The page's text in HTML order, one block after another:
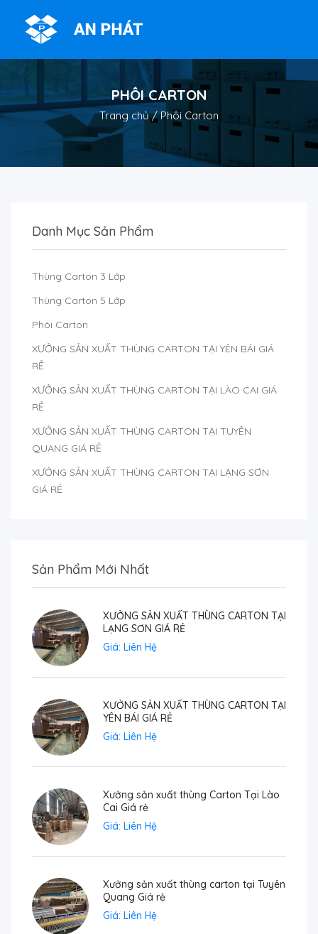
PHÔI CARTON
Trang chủ/ Phôi Carton
Danh Mục Sản Phẩm
Thùng Carton 3 Lớp
Thùng Carton 5 Lớp
Phôi Carton
XƯỞNG SẢN XUẤT THÙNG CARTON TẠI YÊN BÁI GIÁ
RẺ
XƯỞNG SẢN XUẤT THÙNG CARTON TẠI LÀO CAI GIÁ
RẺ
XƯỞNG SẢN XUẤT THÙNG CARTON TẠI TUYÊN
QUANG GIÁ RẺ
XƯỞNG SẢN XUẤT THÙNG CARTON TẠI LẠNG SƠN
GIÁ RẺ
Sản Phẩm Mới Nhất
XƯỞNG SẢN XUẤT THÙNG CARTON TẠI
LẠNG SƠN GIÁ RẺ
Giá: Liên Hệ
XƯỞNG SẢN XUẤT THÙNG CARTON TẠI
YÊN BÁI GIÁ RẺ
Giá: Liên Hệ
Xưởng sản xuất thùng Carton Tại Lào
Cai Giá rẻ
Giá: Liên Hệ
Xưởng sản xuất thùng carton tại Tuyên
Quang Giá rẻ
Giá: Liên Hệ